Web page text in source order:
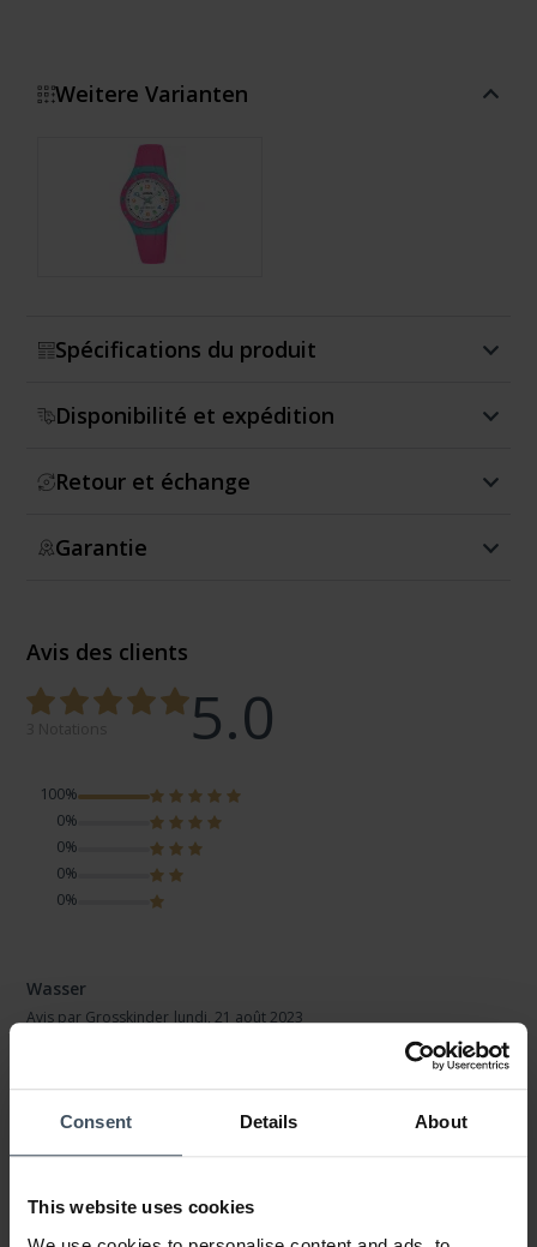
Consent Details About
This website uses cookies
Weitere Varianten
Spécifications du produit
Disponibilité et expédition
Retour et échange
Garantie
Avis des clients
5.0
100%
0%
0%
0%
0%
Wasser
Avis par Grosskinder lundi, 21 août 2023